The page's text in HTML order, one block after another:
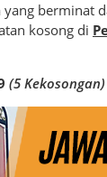
berminat
kosong di
(5 Kekosongan)